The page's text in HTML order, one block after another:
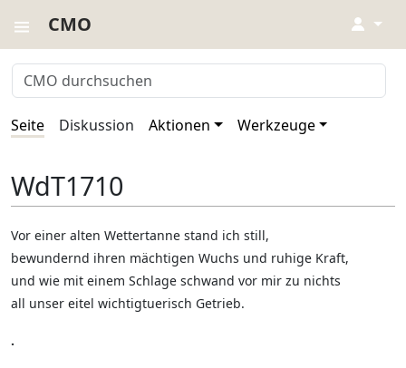
CMO ↓
Seite Diskussion Aktionen Werkzeuge
WdT1710
Vor einer alten Wettertanne stand ich still,
bewundernd ihren mächtigen Wuchs und ruhige Kraft,
und wie mit einem Schlage schwand vor mir zu nichts
all unser eitel wichtigtuerisch Getrieb.
.